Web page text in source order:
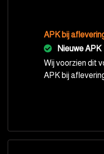
APK bij
Nieuwe APK
Wij voorzien dit
APK bij